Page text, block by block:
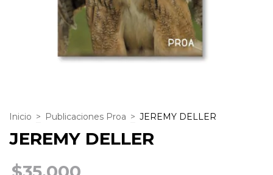
Inicio > Publicaciones Proa > JEREMY DELLER
JEREMY DELLER